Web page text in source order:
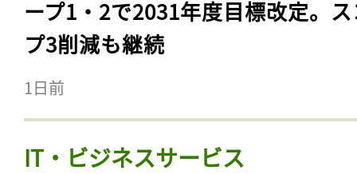
ープ1・2で2031年度目標改定。
プ3削減も継続
1日前
IT・ビジネスサービス